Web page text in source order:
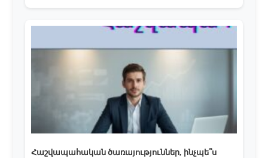
Հաշվապահական ծառայություններ, ինչպե՞ս